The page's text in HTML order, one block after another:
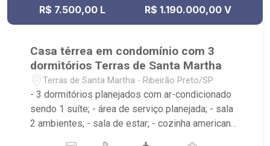
R$ 7.500,00 L R$ 1.190.000,00 V
Casa térrea em condomínio com 3
dormitórios Terras de Santa Martha
Terras de Santa Martha - Ribeirão Preto/SP
- 3 dormitórios planejados com ar-condicionado
sendo 1 suíte; - área de serviço planejada; - sala
2 ambientes; - sala de estar; - cozinha americana